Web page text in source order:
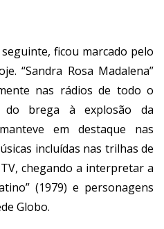
ficou marcado pelo
“Sandra Rosa Madalena”
nas rádios de todo o
do brega à explosão da
em destaque nas
incluídas nas trilhas de
chegando a interpretar a
(1979) e personagens
Globo.